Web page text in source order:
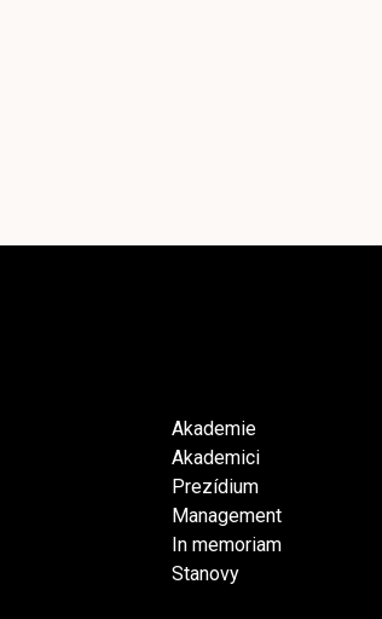
Akademie
Akademici
Prezídium
Management
In memoriam
Stanovy